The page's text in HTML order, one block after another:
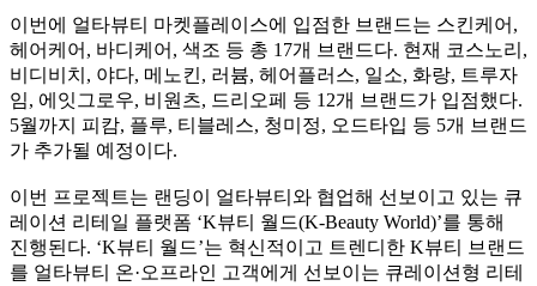
이번에 얼타뷰티 마켓플레이스에 입점한 브랜드는 스킨케어,
헤어케어, 바디케어, 색조 등 총 17개 브랜드다. 현재 코스노리,
비디비치, 야다, 메노킨, 러븀, 헤어플러스, 일소, 화랑, 트루자
임, 에잇그로우, 비원츠, 드리오페 등 12개 브랜드가 입점했다.
5월까지 피캄, 플루, 티블레스, 청미정, 오드타입 등 5개 브랜드
가 추가될 예정이다.
이번 프로젝트는 랜딩이 얼타뷰티와 협업해 선보이고 있는 큐
레이션 리테일 플랫폼 ‘K뷰티 월드(K-Beauty World)’를 통해
진행된다. ‘K뷰티 월드’는 혁신적이고 트렌디한 K뷰티 브랜드
를 얼타뷰티 온·오프라인 고객에게 선보이는 큐레이션형 리테